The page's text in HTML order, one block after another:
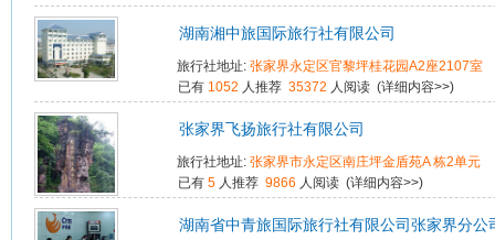
湖南湘中旅国际旅行社有限公司
旅行社地址:张家界永定区官黎坪桂花园A2座2107室
已有 1052 人推荐35372 人阅读 (详细内容>>)
张家界飞扬旅行社有限公司
旅行社地址:张家界市永定区南庄坪金盾苑A 栋2单元
已有5 人推荐9866 人阅读 (详细内容>>)
湖南省中青旅国际旅行社有限公司张家界分公